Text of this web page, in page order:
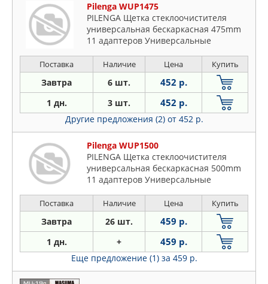
Pilenga WUP1475
PILENGA Щетка стеклоочистителя
универсальная бескаркасная 475mm
11 адаптеров Универсальные
Поставка Наличие Цена Купить
Завтра 6 шт. 452 р.
1 дн. 3 шт. 452 р.
Другие предложения (2) от 452 р.
Pilenga WUP1500
PILENGA Щетка стеклоочистителя
универсальная бескаркасная 500mm
11 адаптеров Универсальные
Поставка Наличие Цена Купить
Завтра 26 шт. 459 р.
1 дн. + 459 р.
Еще предложение (1) за 459 р.